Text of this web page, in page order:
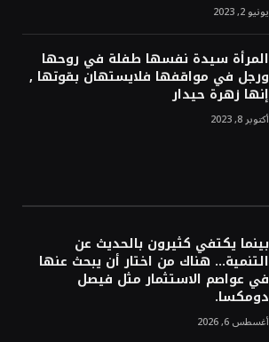
يونيو 2, 2023
المرأة سيدة نفسها طفلة في روحها
ورجل في مواقفها فلايستهان بقوتها ,
إنها زهرة حيدار
أكتوبر 8, 2023
بينما يكتفي كثيرون بالحديث عن
التنمية… هناك من اختار أن يبحث عنها
في عواصم الاستثمار مثل فيصل
دومكسا.
أغسطس 6, 2026